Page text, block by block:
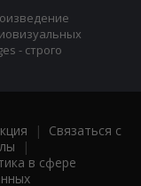
- строго
| Связаться с
|
в сфере